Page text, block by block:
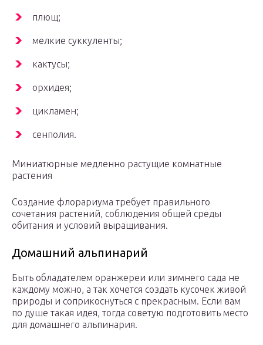
плющ;
мелкие суккуленты;
кактусы;
орхидея;
цикламен;
сенполия.
Миниатюрные медленно растущие комнатные
растения
Создание флорариума требует правильного
сочетания растений, соблюдения общей среды
обитания и условий выращивания.
Домашний альпинарий
Быть обладателем оранжереи или зимнего сада не
каждому можно, а так хочется создать кусочек живой
природы и соприкоснуться с прекрасным. Если вам
по душе такая идея, тогда советую подготовить место
для домашнего альпинария.